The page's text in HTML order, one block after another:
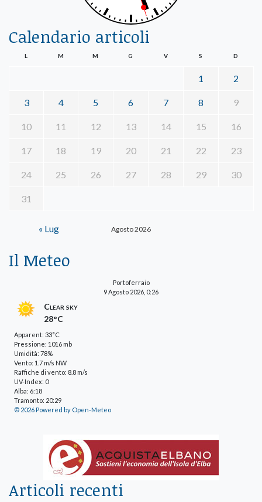
Calendario articoli
Agosto 2026
L M M G V S D
1 2
3 4 5 6 7 8 9
10 11 12 13 14 15 16
17 18 19 20 21 22 23
24 25 26 27 28 29 30
31
« Lug
Il Meteo
Portoferraio
9 Agosto 2026, 0:26
Clear sky
28°C
Apparent: 33°C
Pressione: 1016 mb
Umidità: 78%
Vento: 1.7 m/s NW
Raffiche di vento: 8.8 m/s
UV-Index: 0
Alba: 6:18
Tramonto: 20:29
© 2026 Powered by Open-Meteo
Articoli recenti